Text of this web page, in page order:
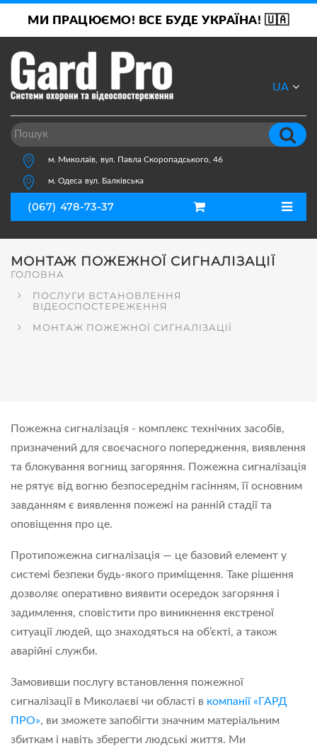
МИ ПРАЦЮЄМО! ВСЕ БУДЕ УКРАЇНА! 🇺🇦
м. Миколаїв, вул. Павла Скоропадського, 46
м. Одеса вул. Балківська
UA
RU
(067) 478-73-37
МОНТАЖ ПОЖЕЖНОЇ СИГНАЛІЗАЦІЇ
ГОЛОВНА
ПОСЛУГИ ВСТАНОВЛЕННЯ
ВІДЕОСПОСТЕРЕЖЕННЯ
МОНТАЖ ПОЖЕЖНОЇ СИГНАЛІЗАЦІЇ
Пожежна сигналізація - комплекс технічних засобів,
призначений для своєчасного попередження, виявлення
та блокування вогнищ загоряння. Пожежна сигналізація
не рятує від вогню безпосереднім гасінням, її основним
завданням є виявлення пожежі на ранній стадії та
оповіщення про це.
Протипожежна сигналізація — це базовий елемент у
системі безпеки будь-якого приміщення. Таке рішення
дозволяє оперативно виявити осередок загоряння і
задимлення, сповістити про виникнення екстреної
ситуації людей, що знаходяться на об’єкті, а також
аварійні служби.
Замовивши послугу встановлення пожежної
сигналізації в Миколаєві чи області в компанії «ГАРД
ПРО», ви зможете запобігти значним матеріальним
збиткам і навіть зберегти людські життя. Ми